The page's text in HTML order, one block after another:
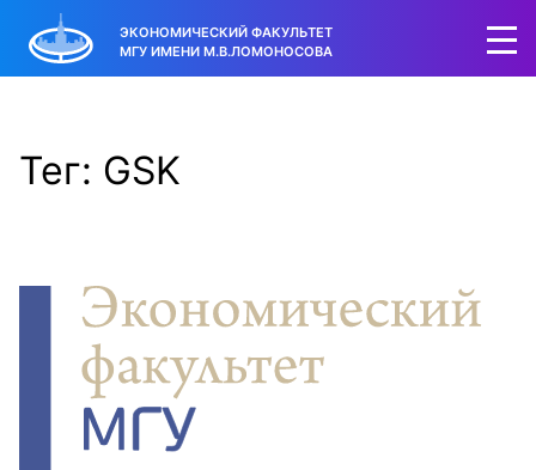
ЭКОНОМИЧЕСКИЙ ФАКУЛЬТЕТ
МГУ ИМЕНИ М.В.ЛОМОНОСОВА
Тег: GSK